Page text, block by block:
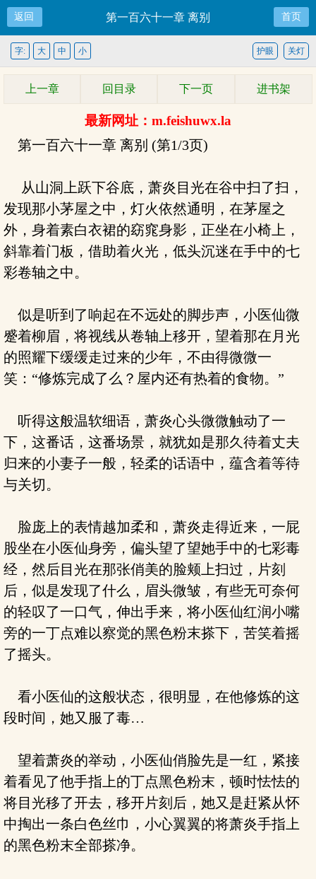
返回 第一百六十一章 离别 首页
关灯
护眼
字: 大 中 小
上一章 回目录 下一页 进书架
最新网址：m.feishuwx.la
第一百六十一章 离别 (第1/3页)
从山洞上跃下谷底，萧炎目光在谷中扫了扫，
发现那小茅屋之中，灯火依然通明，在茅屋之
外，身着素白衣裙的窈窕身影，正坐在小椅上，
斜靠着门板，借助着火光，低头沉迷在手中的七
彩卷轴之中。
似是听到了响起在不远处的脚步声，小医仙微
蹙着柳眉，将视线从卷轴上移开，望着那在月光
的照耀下缓缓走过来的少年，不由得微微一
笑：“修炼完成了么？屋内还有热着的食物。”
听得这般温软细语，萧炎心头微微触动了一
下，这番话，这番场景，就犹如是那久待着丈夫
归来的小妻子一般，轻柔的话语中，蕴含着等待
与关切。
脸庞上的表情越加柔和，萧炎走得近来，一屁
股坐在小医仙身旁，偏头望了望她手中的七彩毒
经，然后目光在那张俏美的脸颊上扫过，片刻
后，似是发现了什么，眉头微皱，有些无可奈何
的轻叹了一口气，伸出手来，将小医仙红润小嘴
旁的一丁点难以察觉的黑色粉末搽下，苦笑着摇
了摇头。
看小医仙的这般状态，很明显，在他修炼的这
段时间，她又服了毒…
望着萧炎的举动，小医仙俏脸先是一红，紧接
着看见了他手指上的丁点黑色粉末，顿时怯怯的
将目光移了开去，移开片刻后，她又是赶紧从怀
中掏出一条白色丝巾，小心翼翼的将萧炎手指上
的黑色粉末全部搽净。